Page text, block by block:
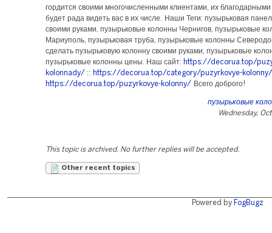
гордится своими многочисленными клиентами, их
будет рада видеть вас в их числе. Наши Теги: пузырьковая
своими руками, пузырьковые колонны Чернигов, пузырьковые
Мариуполь, пузырьковая труба, пузырьковые колонны
сделать пузырьковую колонну своими руками, пузырьковые
пузырьковые колонны цены. Наш сайт: https://decorua.top/
kolonnady/ ::
https://decorua.top/category/puzyrkovye-kolonny/
https://decorua.top/puzyrkovye-kolonny/ Всего доброго!
пузырьковые
Wednesday,
This topic is archived. No further replies will be accepted.
Other recent topics
Powered by FogBugz